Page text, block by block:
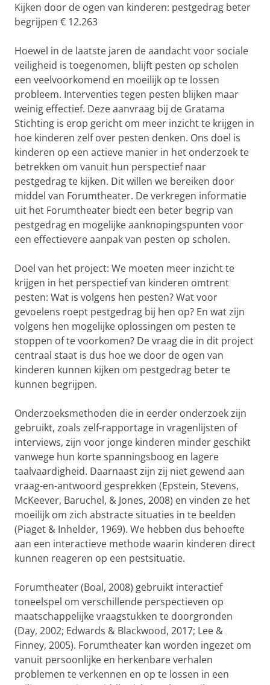
Kijken door de ogen van kinderen: pestgedrag beter
begrijpen € 12.263
Hoewel in de laatste jaren de aandacht voor sociale
veiligheid is toegenomen, blijft pesten op scholen
een veelvoorkomend en moeilijk op te lossen
probleem. Interventies tegen pesten blijken maar
weinig effectief. Deze aanvraag bij de Gratama
Stichting is erop gericht om meer inzicht te krijgen in
hoe kinderen zelf over pesten denken. Ons doel is
kinderen op een actieve manier in het onderzoek te
betrekken om vanuit hun perspectief naar
pestgedrag te kijken. Dit willen we bereiken door
middel van Forumtheater. De verkregen informatie
uit het Forumtheater biedt een beter begrip van
pestgedrag en mogelijke aanknopingspunten voor
een effectievere aanpak van pesten op scholen.
Doel van het project: We moeten meer inzicht te
krijgen in het perspectief van kinderen omtrent
pesten: Wat is volgens hen pesten? Wat voor
gevoelens roept pestgedrag bij hen op? En wat zijn
volgens hen mogelijke oplossingen om pesten te
stoppen of te voorkomen? De vraag die in dit project
centraal staat is dus hoe we door de ogen van
kinderen kunnen kijken om pestgedrag beter te
kunnen begrijpen.
Onderzoeksmethoden die in eerder onderzoek zijn
gebruikt, zoals zelf-rapportage in vragenlijsten of
interviews, zijn voor jonge kinderen minder geschikt
vanwege hun korte spanningsboog en lagere
taalvaardigheid. Daarnaast zijn zij niet gewend aan
vraag-en-antwoord gesprekken (Epstein, Stevens,
McKeever, Baruchel, & Jones, 2008) en vinden ze het
moeilijk om zich abstracte situaties in te beelden
(Piaget & Inhelder, 1969). We hebben dus behoefte
aan een interactieve methode waarin kinderen direct
kunnen reageren op een pestsituatie.
Forumtheater (Boal, 2008) gebruikt interactief
toneelspel om verschillende perspectieven op
maatschappelijke vraagstukken te doorgronden
(Day, 2002; Edwards & Blackwood, 2017; Lee &
Finney, 2005). Forumtheater kan worden ingezet om
vanuit persoonlijke en herkenbare verhalen
problemen te verkennen en op te lossen in een